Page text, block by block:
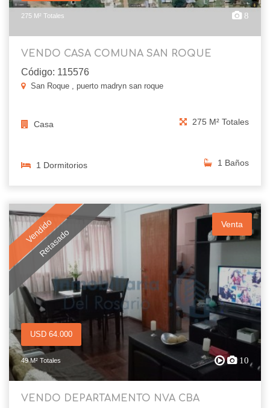
275 M² Totales 8
VENDO CASA COMUNA SAN ROQUE
Código: 115576
San Roque , puerto madryn san roque
Casa 275 M² Totales
1 Dormitorios 1 Baños
Vendido
Retasado
Venta
USD 64.000
49 M² Totales 10
VENDO DEPARTAMENTO NVA CBA